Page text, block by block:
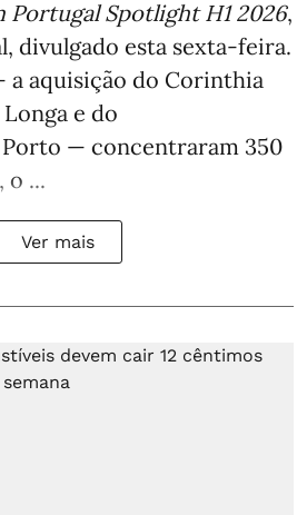
Portugal Spotlight H1 2026,
divulgado esta sexta-feira.
a aquisição do Corinthia
e do
— concentraram 350
o ...
Ver mais